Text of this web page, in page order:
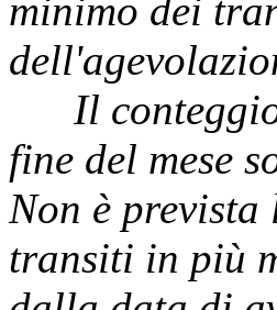
minimo dei
Il conteggio
fine del mese
Non è
transiti in più